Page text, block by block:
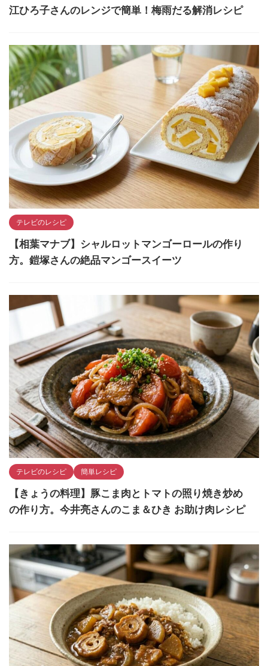
江ひろ子さんのレンジで簡単！梅雨だる解消レシピ
テレビのレシピ
【相葉マナブ】シャルロットマンゴーロールの作り
方。鎧塚さんの絶品マンゴースイーツ
テレビのレシピ 簡単レシピ
【きょうの料理】豚こま肉とトマトの照り焼き炒め
の作り方。今井亮さんのこま＆ひき お助け肉レシピ